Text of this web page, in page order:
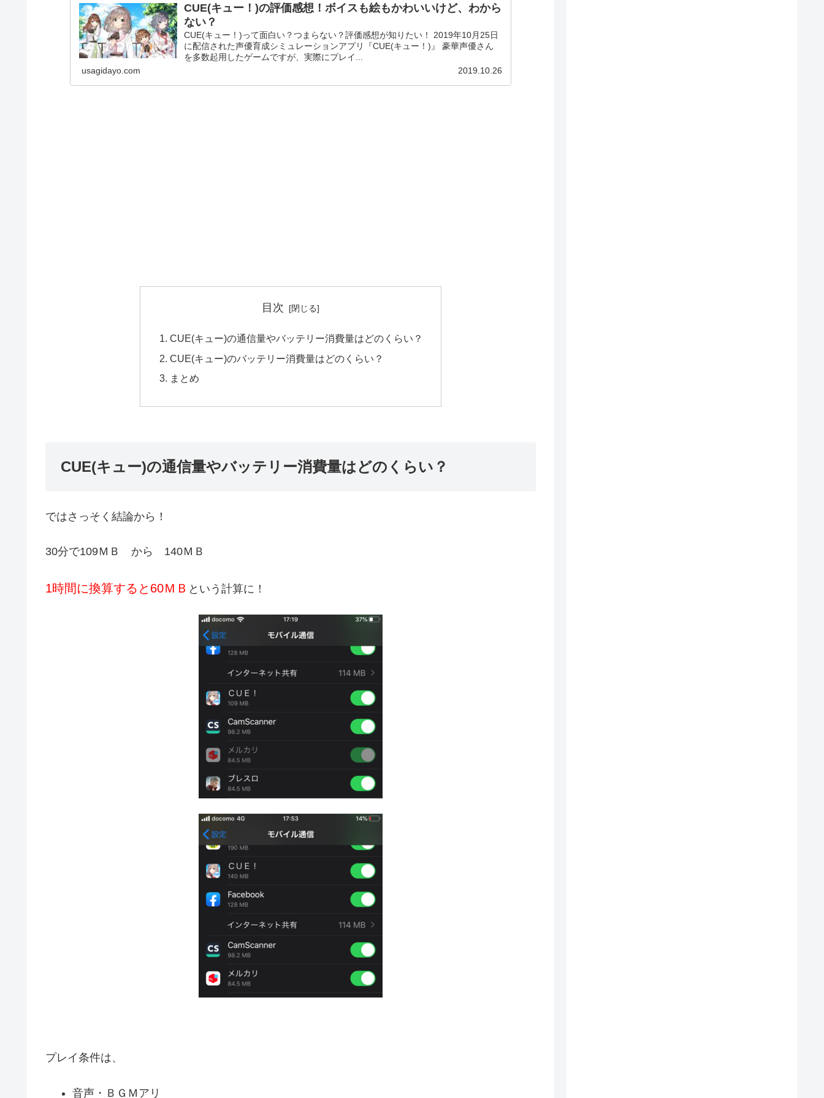
CUE(キュー！)の評価感想！ボイスも絵もかわいいけど、わから
ない？
CUE(キュー！)って面白い？つまらない？評価感想が知りたい！ 2019年10月25日
に配信された声優育成シミュレーションアプリ『CUE(キュー！)』 豪華声優さん
を多数起用したゲームですが、実際にプレイ...
usagidayo.com
2019.10.26
目次
CUE(キュー)の通信量やバッテリー消費量はどのくらい？
CUE(キュー)のバッテリー消費量はどのくらい？
まとめ
CUE(キュー)の通信量やバッテリー消費量はどのくらい？
ではさっそく結論から！
30分で109ＭＢ から 140ＭＢ
1時間に換算すると60ＭＢ という計算に！
プレイ条件は、
音声・ＢＧＭアリ